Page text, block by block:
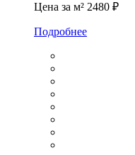
Цена за м² 2480 ₽
Подробнее